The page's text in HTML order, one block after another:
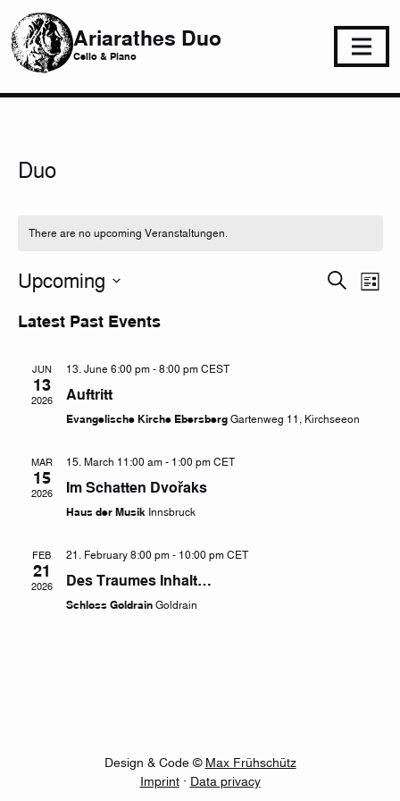
Ariarathes Duo
Cello & Piano
Duo
There are no upcoming Veranstaltungen.
SucheList
Upcoming
wählen.
Latest Past Events
JUN
13
2026
13. June 6:00 pm- 8:00 pm CEST
Auftritt
Evangelische Kirche Ebersberg Gartenweg 11, Kirchseeon
MAR
15
2026
15. March 11:00 am- 1:00 pm CET
Im Schatten Dvořaks
Haus der Musik Innsbruck
FEB
21
2026
21. February 8:00 pm- 10:00 pm CET
Des Traumes Inhalt…
Schloss Goldrain Goldrain
Design & Code © Max Frühschütz
Imprint· Data privacy